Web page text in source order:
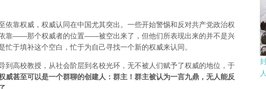
依靠权威，权威认同在中国尤其突出。一些开始警惕和反对共产党政治权
靠——那个权威者的位置——被空出来了，但他们所表现出来的并不是兴
于填补这个空白，忙于为自己寻找一个新的权威来认同。
到高校教授，从社会阶层到名校光环，无不被人们赋予了权威的地位，于
威甚至可以是一个群聊的创建人：群主！群主被认为一言九鼎，无人能反